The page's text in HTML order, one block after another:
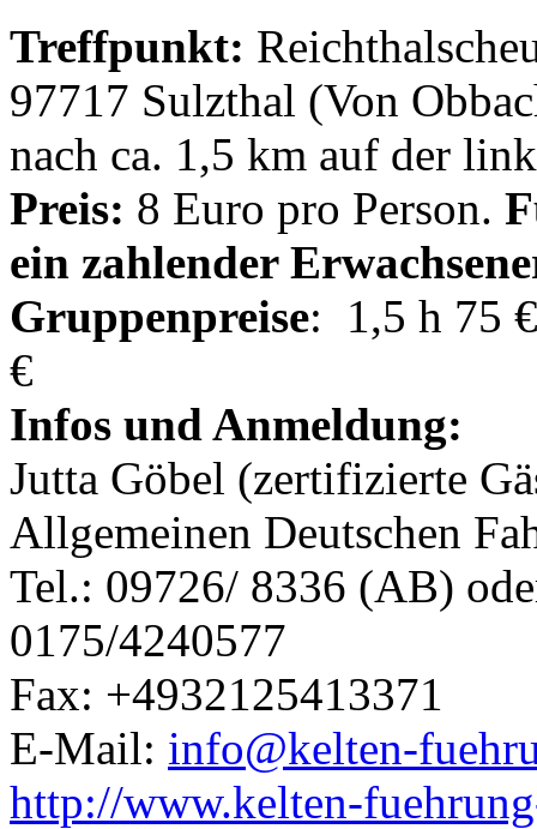
Treffpunkt:
97717 Sulzthal (Von
nach ca. 1,5 km auf der
Preis: 8 Euro pro Person.
ein zahlender
Gruppenpreise: 1,5 h 75
€
Infos und Anmeldung:
Jutta Göbel (zertifizierte
Allgemeinen Deutschen
Tel.: 09726/ 8336 (AB)
0175/4240577
Fax: +4932125413371
E-Mail: info@kelten-
http://www.kelten-